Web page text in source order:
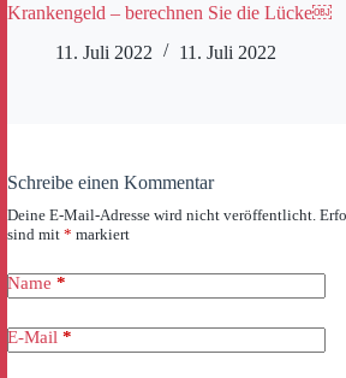
Krankengeld – berechnen Sie die Lücke￼
11. Juli 2022
11. Juli 2022
Schreibe einen Kommentar
Deine E-Mail-Adresse wird nicht veröffentlicht.
sind mit * markiert
Name *
E-Mail *